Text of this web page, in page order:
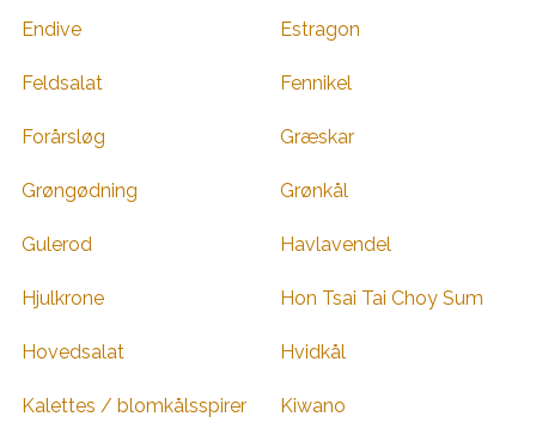
Endive Estragon
Feldsalat Fennikel
Forårsløg Græskar
Grøngødning Grønkål
Gulerod Havlavendel
Hjulkrone Hon Tsai Tai Choy Sum
Hovedsalat Hvidkål
Kalettes / blomkålsspirer Kiwano